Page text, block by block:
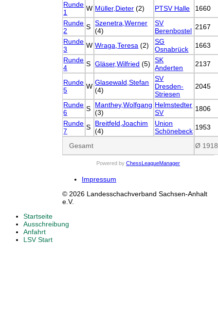
Runde
1
W Müller,Dieter (2) PTSV Halle
1660
Runde
2
S Szenetra,Werner
(4)
SV
Berenbostel 2167
Runde
3
W Wraga,Teresa (2)
SG
Osnabrück
1663
Runde
4
S Gläser,Wilfried (5)
SK
Anderten
2137
Runde
5
W Glasewald,Stefan
(4)
SV
Dresden-
Striesen
2045
Runde
6
S
Manthey,Wolfgang
(3)
Helmstedter
SV
1806
Runde
7
S
Breitfeld,Joachim
(4)
Union
Schönebeck 1953
Gesamt Ø 1918
Powered by ChessLeagueManager
Impressum
© 2026 Landesschachverband Sachsen-Anhalt
e.V.
Startseite
Ausschreibung
Anfahrt
LSV Start